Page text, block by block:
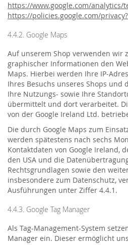
https://www.google.com/analytics/
https://policies.google.com/
4.4.2. Google Maps
Auf unserem Shop verwenden wir
graphischer Informationen den
Maps. Hierbei werden Ihre IP-
Ihres Besuchs unseres Shops und
Ihre Nutzungs- sowie Ihre
übermittelt und dort verarbeitet.
von der Google Ireland Ltd.
Die durch Google Maps zum
werden spätestens nach sechs
Kontaktdaten von Google Ireland,
den USA und die
Rechtsgrundlagen sowie den
insbesondere zum Datenschutz,
Ausführungen unter Ziffer 4.4.1.
4.4.3. Google Tag Manager
Als Tag-Management-System
Manager ein. Dieser ermöglicht